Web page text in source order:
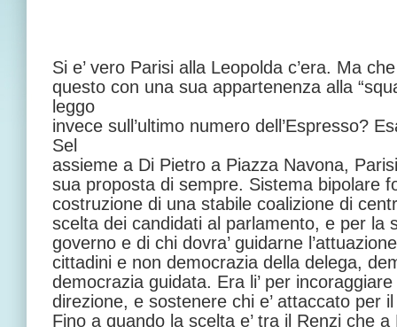
Si e’ vero Parisi alla Leopolda c’era. Ma
questo con una sua appartenenza alla
leggo
invece sull’ultimo numero dell’Espresso?
Sel
assieme a Di Pietro a Piazza Navona,
sua proposta di sempre. Sistema bipolare
costruzione di una stabile coalizione di
scelta dei candidati al parlamento, e per la
governo e di chi dovra’ guidarne
cittadini e non democrazia della delega,
democrazia guidata. Era li’ per
direzione, e sostenere chi e’ attaccato per
Fino a quando la scelta e’ tra il Renzi che